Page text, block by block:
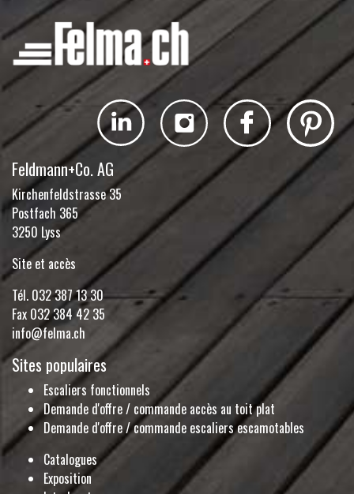
Feldmann+Co. AG
Kirchenfeldstrasse 35
Postfach 365
3250 Lyss
Site et accès
Tél. 032 387 13 30
Fax 032 384 42 35
info@felma.ch
Sites populaires
Escaliers fonctionnels
Demande d'offre / commande accès au toit plat
Demande d'offre / commande escaliers escamotables
Catalogues
Exposition